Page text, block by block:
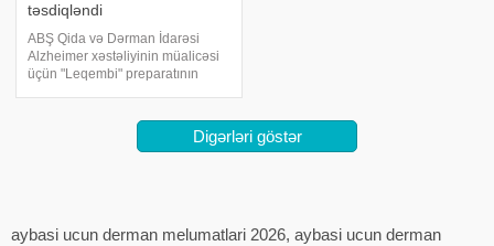
təsdiqləndi
ABŞ Qida və Dərman İdarəsi
Alzheimer xəstəliyinin müalicəsi
üçün "Leqembi" preparatının
verir ki, bu barədə idarənin rəsmi
saytında məlumat verilib
Digərləri göstər
aybasi ucun derman melumatlari 2026, aybasi ucun derman